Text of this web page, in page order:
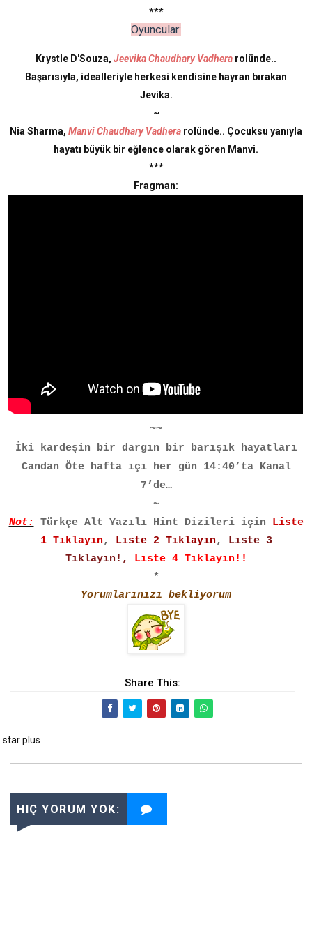
***
Oyuncular:
Krystle D'Souza, Jeevika Chaudhary Vadhera rolünde..
Başarısıyla, idealleriyle herkesi kendisine hayran bırakan
Jevika.
~
Nia Sharma, Manvi Chaudhary Vadhera rolünde.. Çocuksu yanıyla
hayatı büyük bir eğlence olarak gören Manvi.
***
Fragman:
~~
İki kardeşin bir dargın bir barışık hayatları
Candan Öte hafta içi her gün 14:40’ta Kanal
7’de…
~
Not: Türkçe Alt Yazılı Hint Dizileri için Liste
1 Tıklayın, Liste 2 Tıklayın, Liste 3
Tıklayın! , Liste 4 Tıklayın!!
*
Yorumlarınızı bekliyorum
Share This:
star plus
HIÇ YORUM YOK: